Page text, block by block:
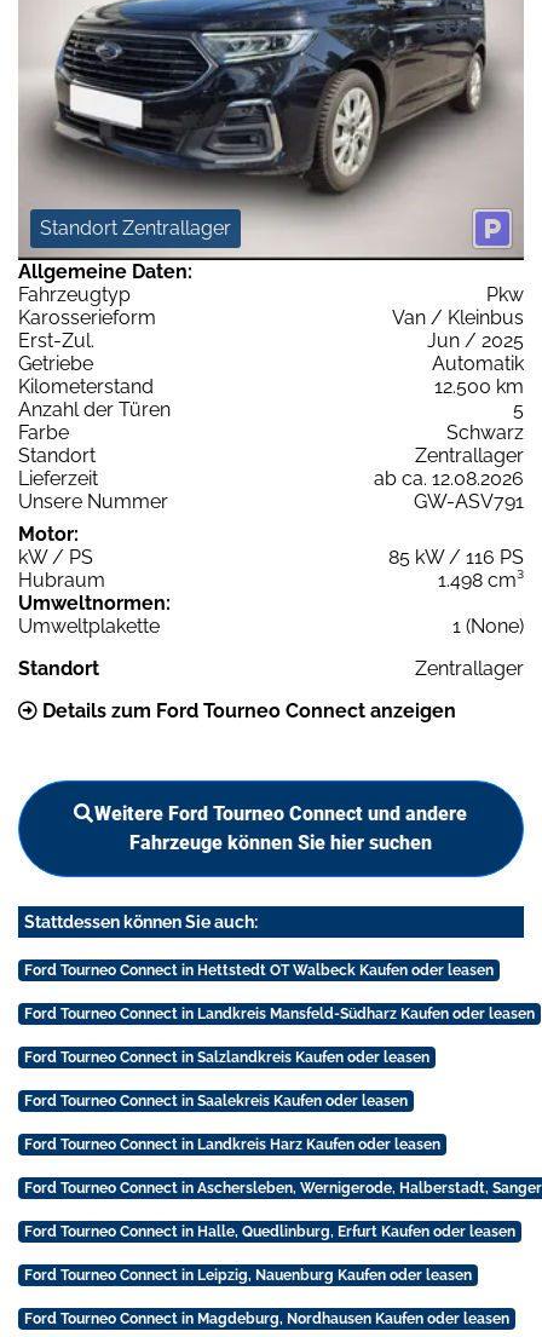
Standort Zentrallager
Allgemeine Daten:
Fahrzeugtyp
Pkw
Karosserieform
Van / Kleinbus
Erst-Zul.
Jun / 2025
Getriebe
Automatik
Kilometerstand
12.500 km
Anzahl der Türen
5
Farbe
Schwarz
Standort
Zentrallager
Lieferzeit
ab ca. 12.08.2026
Unsere Nummer
GW-ASV791
Motor:
kW / PS
85 kW / 116 PS
Hubraum
1.498 cm³
Umweltnormen:
Umweltplakette
1 (None)
Standort
Zentrallager
Details zum Ford Tourneo Connect anzeigen
Weitere Ford Tourneo Connect und andere
Fahrzeuge können Sie hier suchen
Stattdessen können Sie auch:
Ford Tourneo Connect in Hettstedt OT Walbeck Kaufen oder leasen
Ford Tourneo Connect in Landkreis Mansfeld-Südharz Kaufen oder leasen
Ford Tourneo Connect in Salzlandkreis Kaufen oder leasen
Ford Tourneo Connect in Saalekreis Kaufen oder leasen
Ford Tourneo Connect in Landkreis Harz Kaufen oder leasen
Ford Tourneo Connect in Aschersleben, Wernigerode, Halberstadt,
Ford Tourneo Connect in Halle, Quedlinburg, Erfurt Kaufen oder leasen
Ford Tourneo Connect in Leipzig, Nauenburg Kaufen oder leasen
Ford Tourneo Connect in Magdeburg, Nordhausen Kaufen oder leasen